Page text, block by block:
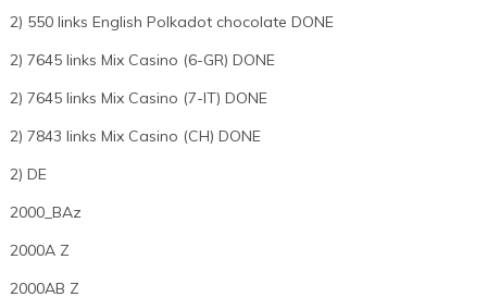
2) 550 links English Polkadot chocolate DONE
2) 7645 links Mix Casino (6-GR) DONE
2) 7645 links Mix Casino (7-IT) DONE
2) 7843 links Mix Casino (CH) DONE
2) DE
2000_BAz
2000A Z
2000AB Z